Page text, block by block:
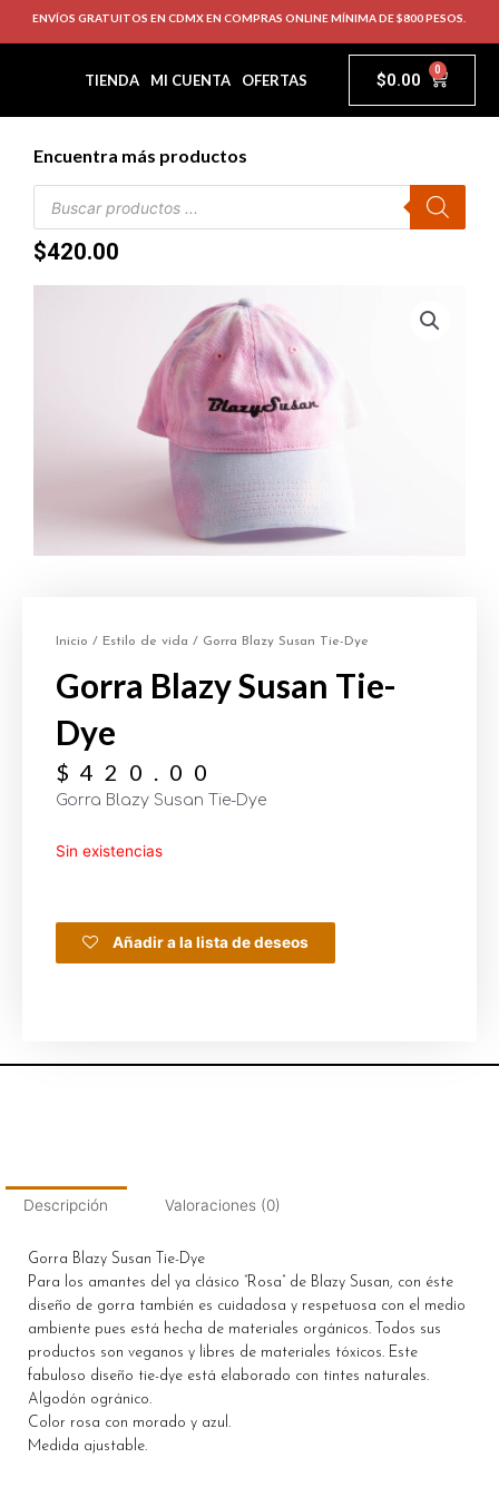
ENVÍOS GRATUITOS EN CDMX EN COMPRAS ONLINE MÍNIMA DE $800 PESOS.
TIENDA MI CUENTA OFERTAS $0.00 0
Encuentra más productos
$420.00
Inicio / Estilo de vida / Gorra Blazy Susan Tie-Dye
Gorra Blazy Susan Tie-
Dye
$ 420.00
Gorra Blazy Susan Tie-Dye
Sin existencias
Añadir a la lista de deseos
Descripción Valoraciones (0)
Gorra Blazy Susan Tie-Dye
Para los amantes del ya clásico “Rosa” de Blazy Susan, con éste
diseño de gorra también es cuidadosa y respetuosa con el medio
ambiente pues está hecha de materiales orgánicos. Todos sus
productos son veganos y libres de materiales tóxicos. Este
fabuloso diseño tie-dye está elaborado con tintes naturales.
Algodón ogránico.
Color rosa con morado y azul.
Medida ajustable.